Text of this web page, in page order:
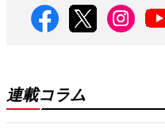
連載コラム